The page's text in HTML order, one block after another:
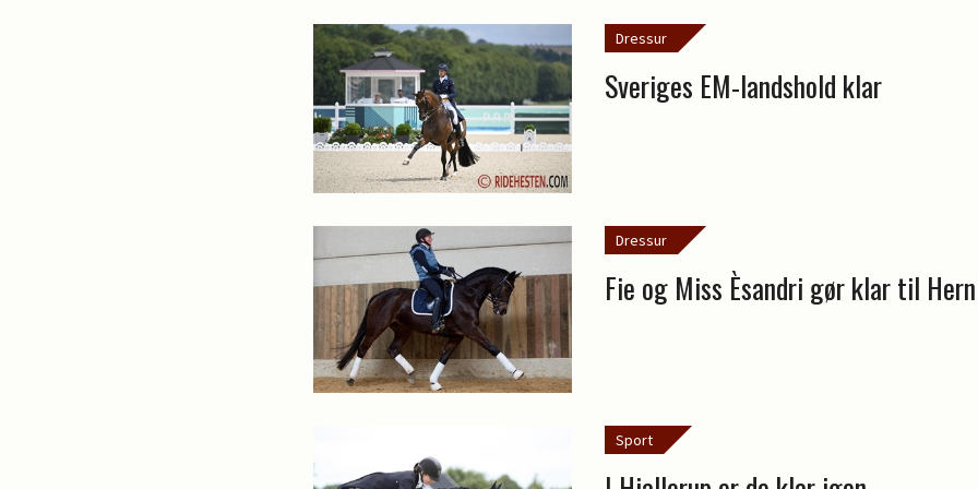
Dressur
Sveriges EM-landshold klar
Dressur
Fie og Miss Èsandri gør klar til
Sport